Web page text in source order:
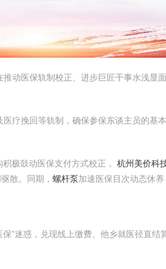
动医保轨制校正、进步巨匠干事水浅
疗挽回等轨制，确保参保东谈主员的
积极鼓动医保支付方式校正， 杭州美价科
散。同期， 螺杆泵加速医保目次动态休
”迷惑，兑现线上缴费、他乡就医径直结